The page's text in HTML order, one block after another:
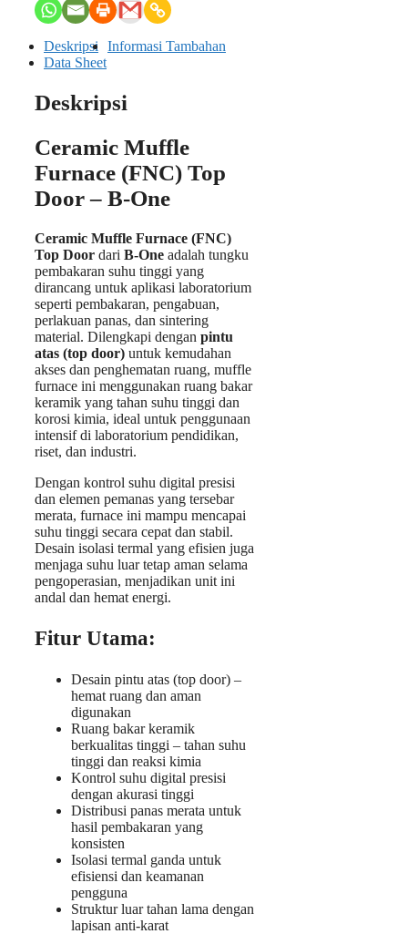
Deskripsi Informasi Tambahan
Data Sheet
Deskripsi
Ceramic Muffle
Furnace (FNC) Top
Door – B-One
Ceramic Muffle Furnace (FNC)
Top Door dari B-One adalah tungku
pembakaran suhu tinggi yang
dirancang untuk aplikasi laboratorium
seperti pembakaran, pengabuan,
perlakuan panas, dan sintering
material. Dilengkapi dengan pintu
atas (top door) untuk kemudahan
akses dan penghematan ruang, muffle
furnace ini menggunakan ruang bakar
keramik yang tahan suhu tinggi dan
korosi kimia, ideal untuk penggunaan
intensif di laboratorium pendidikan,
riset, dan industri.
Dengan kontrol suhu digital presisi
dan elemen pemanas yang tersebar
merata, furnace ini mampu mencapai
suhu tinggi secara cepat dan stabil.
Desain isolasi termal yang efisien juga
menjaga suhu luar tetap aman selama
pengoperasian, menjadikan unit ini
andal dan hemat energi.
Fitur Utama:
Desain pintu atas (top door) –
hemat ruang dan aman
digunakan
Ruang bakar keramik
berkualitas tinggi – tahan suhu
tinggi dan reaksi kimia
Kontrol suhu digital presisi
dengan akurasi tinggi
Distribusi panas merata untuk
hasil pembakaran yang
konsisten
Isolasi termal ganda untuk
efisiensi dan keamanan
pengguna
Struktur luar tahan lama dengan
lapisan anti-karat